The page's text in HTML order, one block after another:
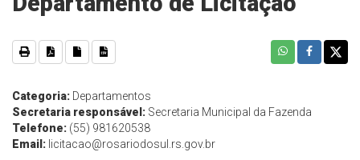
Categoria: Departamentos
Secretaria responsável: Secretaria Municipal da Fazenda
Telefone: (55) 981620538
Email: licitacao@rosariodosul.rs.gov.br